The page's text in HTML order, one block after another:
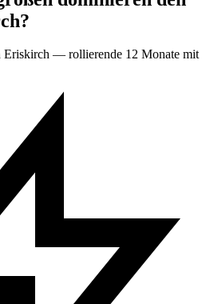
Eriskirch — rollierende 12 Monate mit